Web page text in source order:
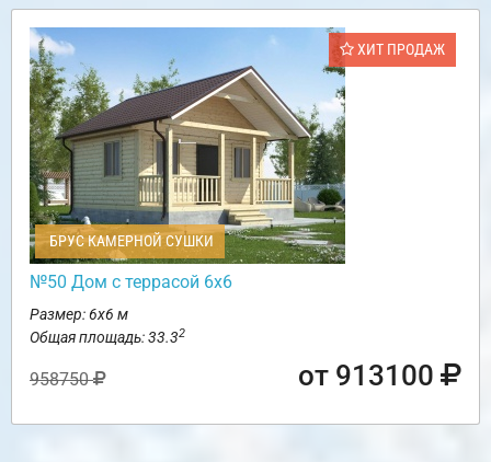
ХИТ ПРОДАЖ
БРУС КАМЕРНОЙ СУШКИ
№50 Дом с террасой 6х6
Размер: 6х6 м
Общая площадь: 33.32
958750 от 913100